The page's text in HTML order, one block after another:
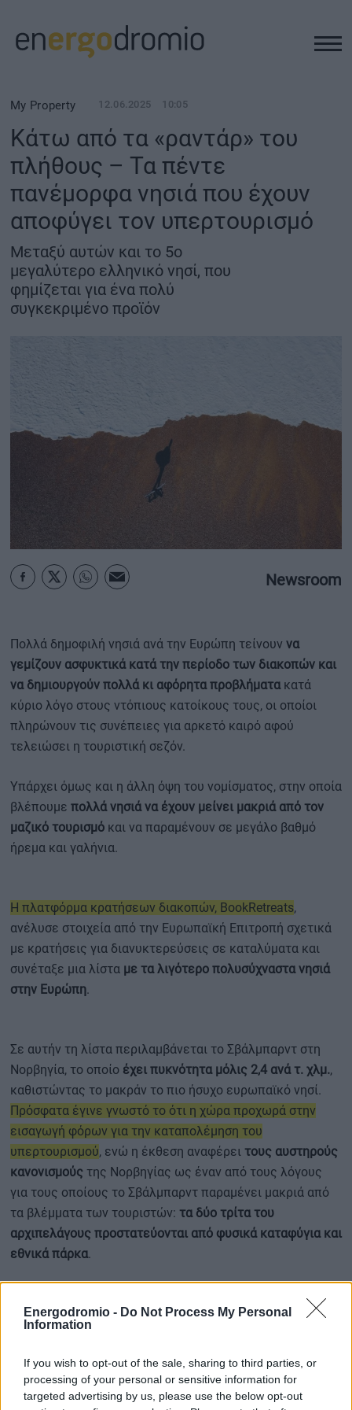
Energodromio - Do Not Process My Personal
Information
If you wish to opt-out of the sale, sharing to third parties, or
processing of your personal or sensitive information for
targeted advertising by us, please use the below opt-out
ΥΠΟΔΟΜΕΣ
REAL ESTATE
ΠΕΡΙΒΑΛΛΟΝ
ΕΝΕΡΓΕΙΑ
ΜΕΤΑΦΟΡΕΣ - ΗΛΕΚΤΡΟΚΙΝΗΣΗ
ΨΗΦΙΑΚΟΣ ΚΟΣΜΟΣ
ΟΙΚΟΝΟΜΙΑ - ΕΠΙΧΕΙΡΗΣΕΙΣ
MY PROPERTY
ΟΡΟΙ ΧΡΗΣΗΣ
My Property 12.06.2025 10:05
Κάτω από τα «ραντάρ» του
πλήθους – Τα πέντε
πανέμορφα νησιά που έχουν
αποφύγει τον υπερτουρισμό
Μεταξύ αυτών και το 5ο
μεγαλύτερο ελληνικό νησί, που
φημίζεται για ένα πολύ
συγκεκριμένο προϊόν
Newsroom
Πολλά δημοφιλή νησιά ανά την Ευρώπη τείνουν να
γεμίζουν ασφυκτικά κατά την περίοδο των διακοπών και
να δημιουργούν πολλά κι αφόρητα προβλήματακατά
κύριο λόγο στους ντόπιους κατοίκους τους, οι οποίοι
πληρώνουν τις συνέπειες για αρκετό καιρό αφού
τελειώσει η τουριστική σεζόν.
Υπάρχει όμως και η άλλη όψη του νομίσματος, στην οποία
βλέπουμε πολλά νησιά να έχουν μείνει μακριά από τον
μαζικό τουρισμό και να παραμένουν σε μεγάλο βαθμό
ήρεμα και γαλήνια.
Η πλατφόρμα κρατήσεων διακοπών, BookRetreats,
ανέλυσε στοιχεία από την Ευρωπαϊκή Επιτροπή σχετικά
με κρατήσεις για διανυκτερεύσεις σε καταλύματα και
συνέταξε μια λίστα με τα λιγότερο πολυσύχναστα νησιά
στην Ευρώπη.
Σε αυτήν τη λίστα περιλαμβάνεται το Σβάλμπαρντ στη
Νορβηγία, το οποίο έχει πυκνότητα μόλις 2,4 ανά τ. χλμ.,
καθιστώντας το μακράν το πιο ήσυχο ευρωπαϊκό νησί.
Πρόσφατα έγινε γνωστό το ότι η χώρα προχωρά στην
εισαγωγή φόρων για την καταπολέμηση του
υπερτουρισμού, ενώ η έκθεση αναφέρει τους αυστηρούς
κανονισμούς της Νορβηγίας ως έναν από τους λόγους
για τους οποίους το Σβάλμπαρντ παραμένει μακριά από
τα βλέμματα των τουριστών: τα δύο τρίτα του
αρχιπελάγους προστατεύονται από φυσικά καταφύγια και
εθνικά πάρκα.
πέμπτο μεγαλύτερο νησί σε έκταση, έχει πυκνότητα
λιγότερες διανυκτερεύσεις
από το αντίστοιχο νησί των
Καναρίων Νήσων. Αυτό συμβαίνει γιατί η οικονομία της
δεν βασίζεται στον τουρισμόόπως πολλά άλλα νησιά της